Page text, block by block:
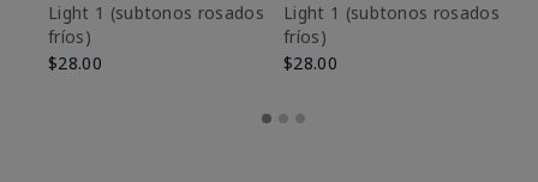
Light 1​ (subtonos rosados
fríos)
$28.00
Light 1​ (subtonos rosados
fríos)
$28.00